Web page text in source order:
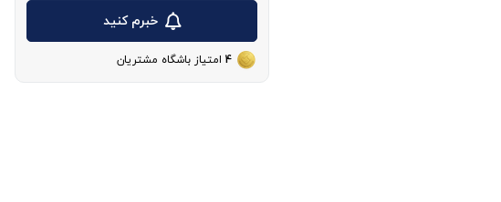
خبرم کنید
4 امتیاز باشگاه مشتریان